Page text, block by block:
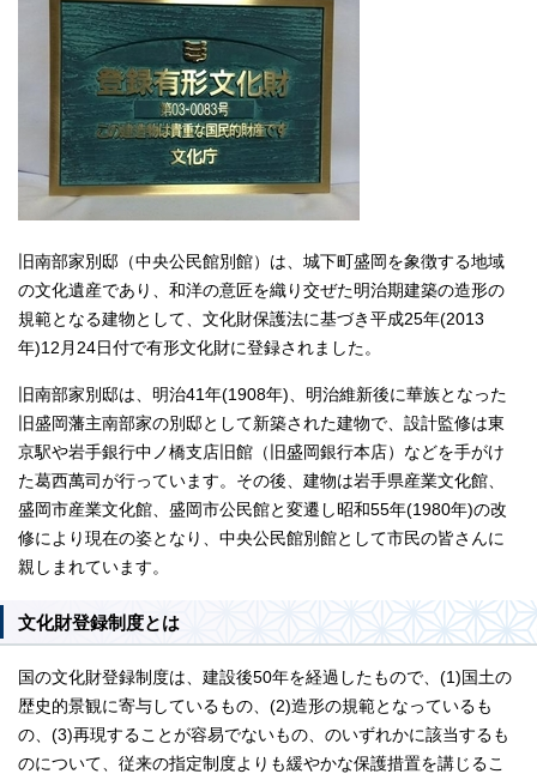
旧南部家別邸（中央公民館別館）は、城下町盛岡を象徴する地域
の文化遺産であり、和洋の意匠を織り交ぜた明治期建築の造形の
規範となる建物として、文化財保護法に基づき平成25年(2013
年)12月24日付で有形文化財に登録されました。
旧南部家別邸は、明治41年(1908年)、明治維新後に華族となった
旧盛岡藩主南部家の別邸として新築された建物で、設計監修は東
京駅や岩手銀行中ノ橋支店旧館（旧盛岡銀行本店）などを手がけ
た葛西萬司が行っています。その後、建物は岩手県産業文化館、
盛岡市産業文化館、盛岡市公民館と変遷し昭和55年(1980年)の改
修により現在の姿となり、中央公民館別館として市民の皆さんに
親しまれています。
文化財登録制度とは
国の文化財登録制度は、建設後50年を経過したもので、(1)国土の
歴史的景観に寄与しているもの、(2)造形の規範となっているも
の、(3)再現することが容易でないもの、のいずれかに該当するも
のについて、従来の指定制度よりも緩やかな保護措置を講じるこ